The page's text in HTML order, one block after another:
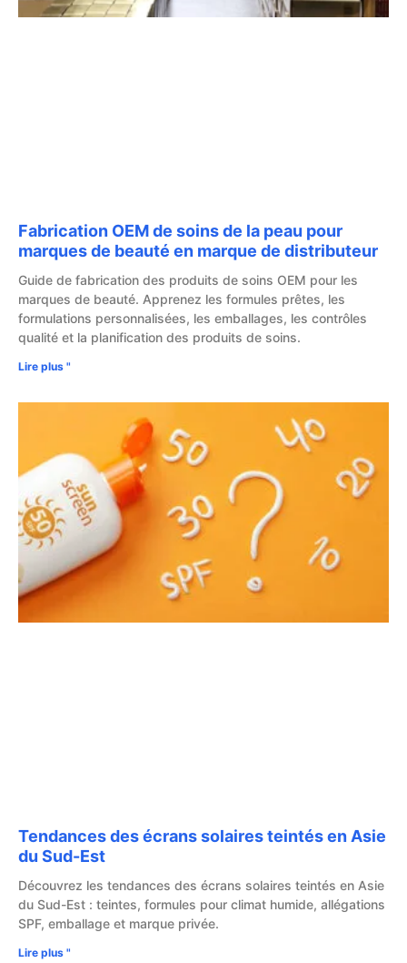
Fabrication OEM de soins de la peau pour
marques de beauté en marque de distributeur
Guide de fabrication des produits de soins OEM pour les
marques de beauté. Apprenez les formules prêtes, les
formulations personnalisées, les emballages, les contrôles
qualité et la planification des produits de soins.
Lire plus "
Tendances des écrans solaires teintés en Asie
du Sud-Est
Découvrez les tendances des écrans solaires teintés en Asie
du Sud-Est : teintes, formules pour climat humide, allégations
SPF, emballage et marque privée.
Lire plus "